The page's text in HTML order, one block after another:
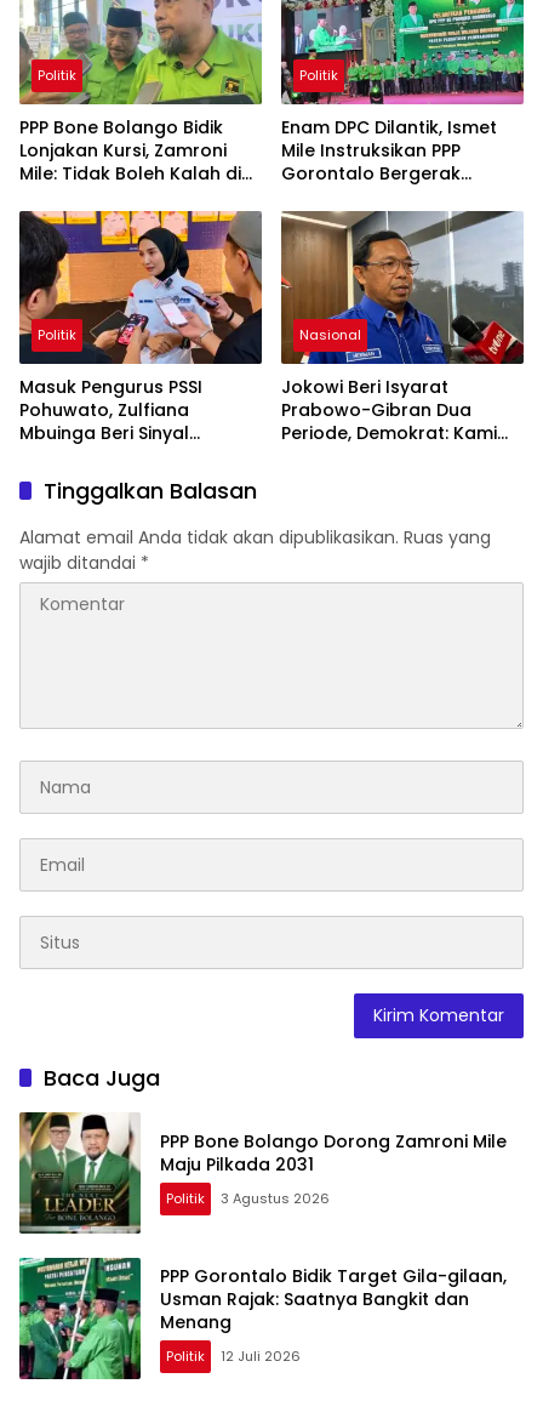
Politik
PPP Bone Bolango Bidik
Lonjakan Kursi, Zamroni
Mile: Tidak Boleh Kalah di
Politik
Enam DPC Dilantik, Ismet
Mile Instruksikan PPP
Gorontalo Bergerak
Politik
Masuk Pengurus PSSI
Pohuwato, Zulfiana
Mbuinga Beri Sinyal
Politik ?
Nasional
Jokowi Beri Isyarat
Prabowo-Gibran Dua
Periode, Demokrat: Kami
Tinggalkan Balasan
Alamat email Anda tidak akan dipublikasikan. Ruas yang
wajib ditandai *
Baca Juga
PPP Bone Bolango Dorong Zamroni Mile
Maju Pilkada 2031
Politik 3 Agustus 2026
PPP Gorontalo Bidik Target Gila-gilaan,
Usman Rajak: Saatnya Bangkit dan
Menang
Politik 12 Juli 2026